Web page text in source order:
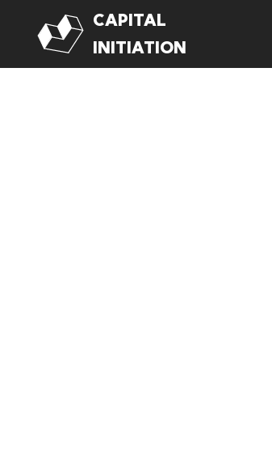
au
CAPITAL
INITIATION